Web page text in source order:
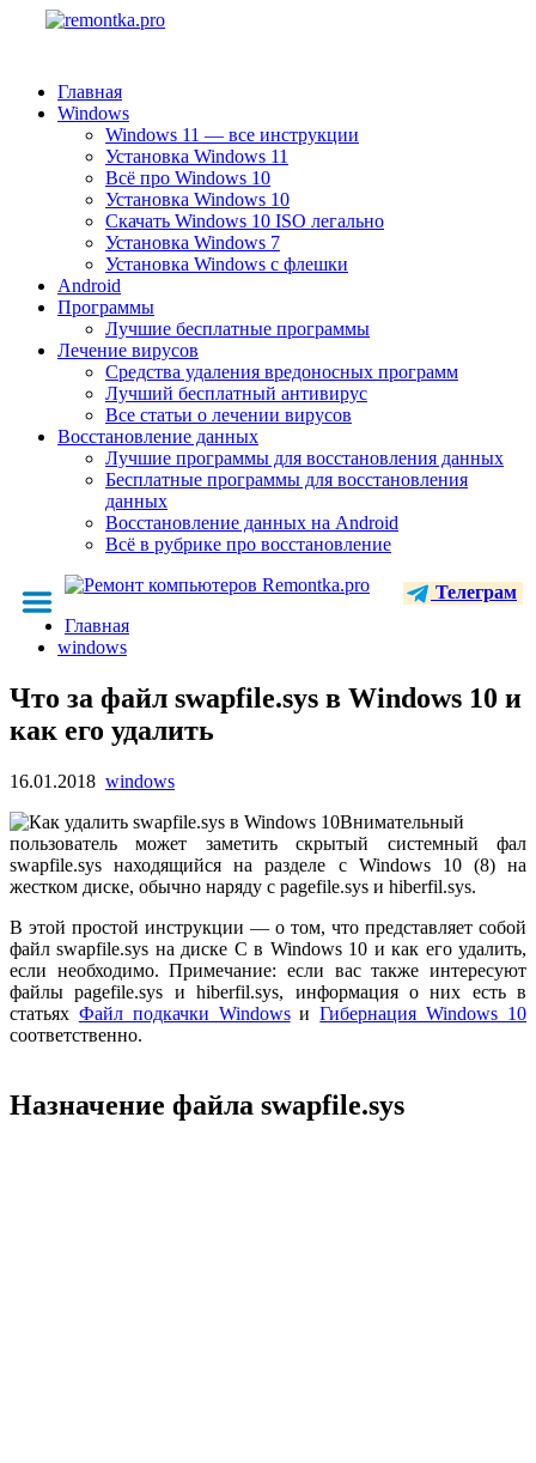
Главная
Windows
Windows 11 — все инструкции
Установка Windows 11
Всё про Windows 10
Установка Windows 10
Скачать Windows 10 ISO легально
Установка Windows 7
Установка Windows с флешки
Android
Программы
Лучшие бесплатные программы
Лечение вирусов
Средства удаления вредоносных программ
Лучший бесплатный антивирус
Все статьи о лечении вирусов
Восстановление данных
Лучшие программы для восстановления данных
Бесплатные программы для восстановления
данных
Восстановление данных на Android
Всё в рубрике про восстановление
Телеграм
Главная
windows
Что за файл swapfile.sys в Windows 10 и
как его удалить
16.01.2018 windows
Внимательный
пользователь может заметить скрытый системный фал
swapfile.sys находящийся на разделе с Windows 10 (8) на
жестком диске, обычно наряду с pagefile.sys и hiberfil.sys.
В этой простой инструкции — о том, что представляет собой
файл swapfile.sys на диске C в Windows 10 и как его удалить,
если необходимо. Примечание: если вас также интересуют
файлы pagefile.sys и hiberfil.sys, информация о них есть в
статьях Файл подкачки WindowsиГибернация Windows 10
соответственно.
Назначение файла swapfile.sys